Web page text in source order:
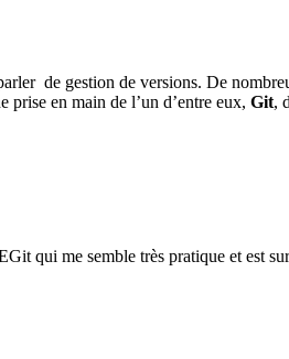
de gestion de versions. De
prise en main de l’un d’entre eux, Git,
qui me semble très pratique et est